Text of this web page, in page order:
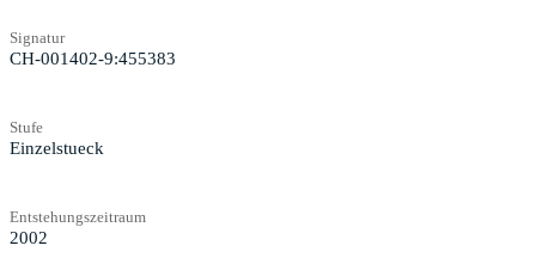
Signatur
CH-001402-9:455383
Stufe
Einzelstueck
Entstehungszeitraum
2002